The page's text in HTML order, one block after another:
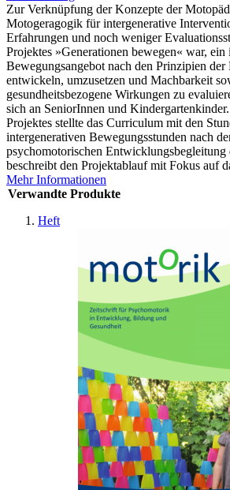
Zur Verknüpfung der Konzepte der
Motogeragogik für intergenerative
Erfahrungen und noch weniger
Projektes »Generationen bewegen« war, ein
Bewegungsangebot nach den Prinzipien
entwickeln, umzusetzen und Machbarkeit
gesundheitsbezogene Wirkungen zu
sich an SeniorInnen und
Projektes stellte das Curriculum mit den
intergenerativen Bewegungsstunden nach
psychomotorischen Entwicklungsbegleitung
beschreibt den Projektablauf mit Fokus auf
Mehr Informationen
Verwandte Produkte
Heft